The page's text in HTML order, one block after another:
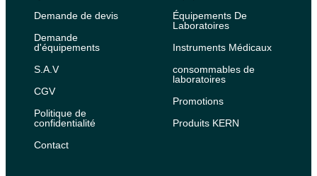
Demande de devis
Demande
d'équipements
S.A.V
CGV
Politique de
confidentialité
Contact
Équipements De
Laboratoires
Instruments Médicaux
consommables de
laboratoires
Promotions
Produits KERN